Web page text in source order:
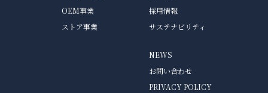
OEM事業
ストア事業
採用情報
サステナビリティ
NEWS
お問い合わせ
PRIVACY POLICY